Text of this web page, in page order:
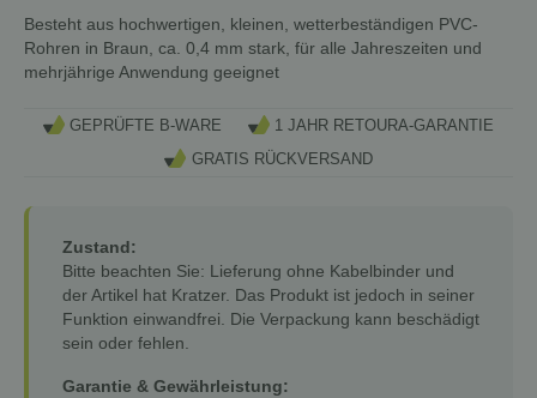
Besteht aus hochwertigen, kleinen, wetterbeständigen PVC-
Rohren in Braun, ca. 0,4 mm stark, für alle Jahreszeiten und
mehrjährige Anwendung geeignet
GEPRÜFTE B-WARE
1 JAHR RETOURA-GARANTIE
GRATIS RÜCKVERSAND
Zustand:
Bitte beachten Sie: Lieferung ohne Kabelbinder und
der Artikel hat Kratzer. Das Produkt ist jedoch in seiner
Funktion einwandfrei. Die Verpackung kann beschädigt
sein oder fehlen.
Garantie & Gewährleistung: